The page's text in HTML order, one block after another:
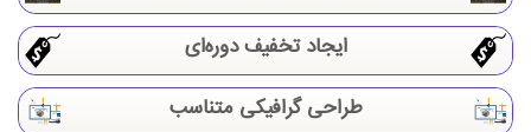
ایجاد تخفیف دوره‌ای
طراحی گرافیکی متناسب